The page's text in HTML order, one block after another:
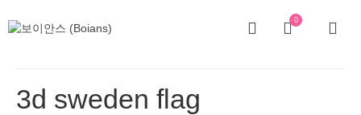
0
3d sweden flag